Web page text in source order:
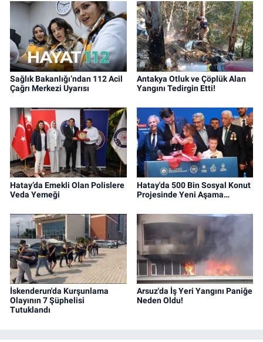
Sağlık Bakanlığı’ndan 112 Acil
Çağrı Merkezi Uyarısı
Antakya Otluk ve Çöplük Alan
Yangını Tedirgin Etti!
Hatay’da Emekli Olan Polislere
Veda Yemeği
Hatay'da 500 Bin Sosyal Konut
Projesinde Yeni Aşama…
İskenderun'da Kurşunlama
Olayının 7 Şüphelisi
Tutuklandı
Arsuz'da İş Yeri Yangını Paniğe
Neden Oldu!